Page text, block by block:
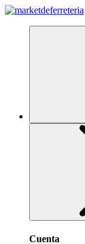
Cuenta